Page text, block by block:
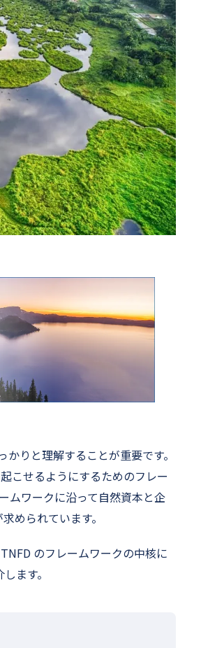
りと理解することが重要です。
こせるようにするためのフレー
ムワークに沿って自然資本と企
められています。
のフレームワークの中核に
ます。